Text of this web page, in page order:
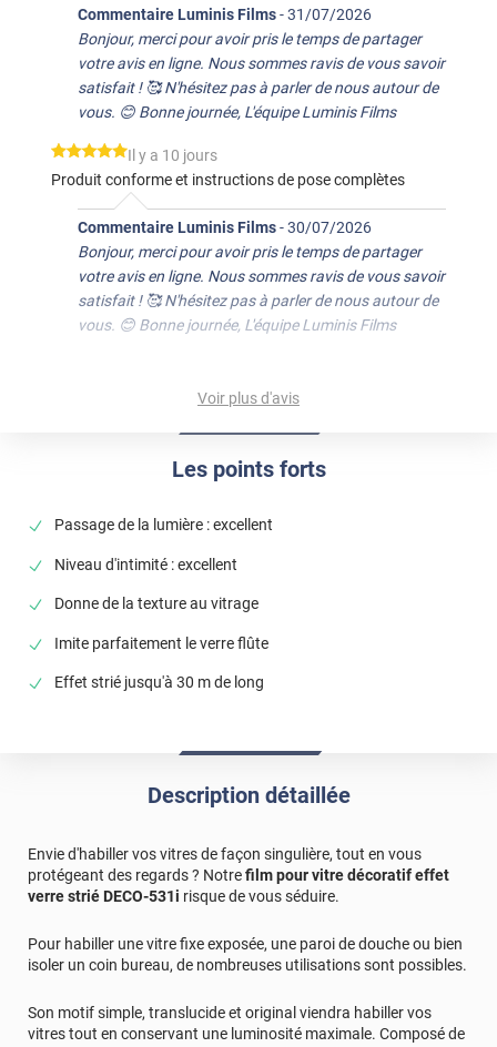
Les points forts
Passage de la lumière : excellent
Niveau d'intimité : excellent
Donne de la texture au vitrage
Imite parfaitement le verre flûte
Effet strié jusqu'à 30 m de long
Commentaire Luminis Films-31/07/2026
Bonjour, merci pour avoir pris le temps de partager
votre avis en ligne. Nous sommes ravis de vous savoir
satisfait ! 🥰 N'hésitez pas à parler de nous autour de
vous. 😊 Bonne journée, L'équipe Luminis Films
*****
Il y a 10 jours
Produit conforme et instructions de pose complètes
Commentaire Luminis Films-30/07/2026
Bonjour, merci pour avoir pris le temps de partager
votre avis en ligne. Nous sommes ravis de vous savoir
satisfait ! 🥰 N'hésitez pas à parler de nous autour de
vous. 😊 Bonne journée, L'équipe Luminis Films
Il y a 188 jours
Conforme à l’échantillon que j’avais reçu
*****
Il y a 380 jours
Commentaire Luminis Films
positif ! Votre satisfaction est essentielle, et nous
Parfait. Facile à poser. Posé sur du plexiglass, et non sur
*****Il y a 332 jours
Mise en place un peu difficile si on compare au film
exemple ça ne se rattrape pas même avec la maroufle. A
noter que comme le film déforme de l'extérieur, les défauts
se remarquent encore plus.
Commentaire Luminis Films-11/09/2025
Voir plus d'avis
Description détaillée
Envie d'habiller vos vitres de façon singulière, tout en vous
protégeant des regards ? Notrefilm pour vitre décoratif effet
verre strié DECO-531i risque de vous séduire.
Pour habiller une vitre fixe exposée, une paroi de douche ou bien
isoler un coin bureau, de nombreuses utilisations sont possibles.
Son motif simple, translucide et original viendra habiller vos
vitres tout en conservant une luminosité maximale. Composé de